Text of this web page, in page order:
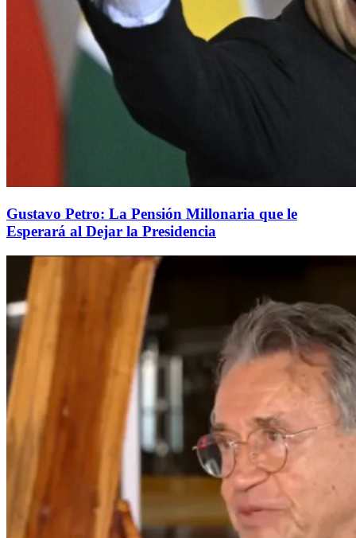
Gustavo Petro: La Pensión Millonaria que le
Esperará al Dejar la Presidencia